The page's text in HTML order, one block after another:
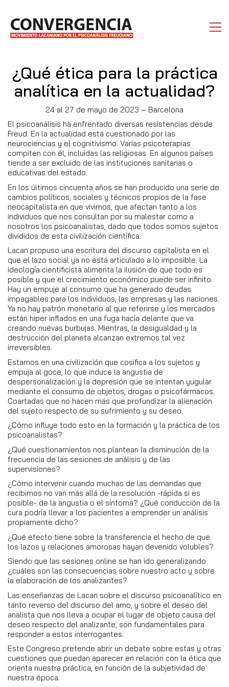
¿Qué ética para la práctica
analítica en la actualidad?
24 al 27 de mayo de 2023 – Barcelona
El psicoanálisis ha enfrentado diversas resistencias desde
Freud. En la actualidad está cuestionado por las
neurociencias y el cognitivismo. Varias psicoterapias
compiten con él, incluidas las religiosas. En algunos países
tiende a ser excluido de las instituciones sanitarias o
educativas del estado.
En los últimos cincuenta años se han producido una serie de
cambios políticos, sociales y técnicos propios de la fase
neocapitalista en que vivimos, que afectan tanto a los
individuos que nos consultan por su malestar como a
nosotros los psicoanalistas, dado que todos somos sujetos
divididos de esta civilización científica.
Lacan propuso una escritura del discurso capitalista en el
que el lazo social ya no está articulado a lo imposible. La
ideología cientificista alimenta la ilusión de que todo es
posible y que el crecimiento económico puede ser infinito.
Hay un empuje al consumo que ha generado deudas
impagables para los individuos, las empresas y las naciones.
Ya no hay patrón monetario al que referirse y los mercados
están hiper inflados en una fuga hacia delante que va
creando nuevas burbujas. Mientras, la desigualdad y la
destrucción del planeta alcanzan extremos tal vez
irreversibles.
Estamos en una civilización que cosifica a los sujetos y
empuja al goce, lo que induce la angustia de
despersonalización y la depresión que se intentan yugular
mediante el consumo de objetos, drogas o psicofármacos.
Coartadas que no hacen más que profundizar la alienación
del sujeto respecto de su sufrimiento y su deseo.
¿Cómo influye todo esto en la formación y la práctica de los
psicoanalistas?
¿Qué cuestionamientos nos plantean la disminución de la
frecuencia de las sesiones de análisis y de las
supervisiones?
¿Cómo intervenir cuando muchas de las demandas que
recibimos no van más allá de la resolución -rápida si es
posible- de la angustia o el síntoma? ¿Qué conducción de la
cura podría llevar a los pacientes a emprender un análisis
propiamente dicho?
¿Qué efecto tiene sobre la transferencia el hecho de que
los lazos y relaciones amorosas hayan devenido volubles?
Siendo que las sesiones online se han ido generalizando
¿cuáles son las consecuencias sobre nuestro acto y sobre
la elaboración de los analizantes?
Las enseñanzas de Lacan sobre el discurso psicoanalítico en
tanto reverso del discurso del amo, y sobre el deseo del
analista que nos lleva a ocupar el lugar de objeto causa del
deseo respecto del analizante, son fundamentales para
responder a estos interrogantes.
Este Congreso pretende abrir un debate sobre estas y otras
cuestiones que puedan aparecer en relación con la ética que
orienta nuestra práctica, en función de la subjetividad de
nuestra época.